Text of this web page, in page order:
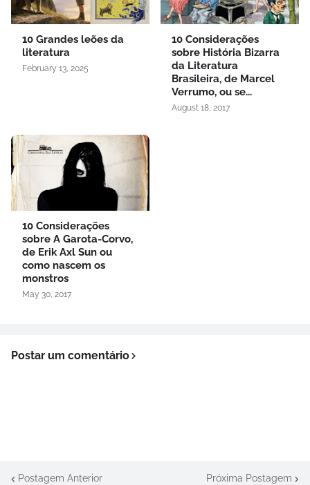
10 Grandes leões da
literatura
February 13, 2025
10 Considerações
sobre História Bizarra
da Literatura
Brasileira, de Marcel
Verrumo, ou se...
August 18, 2017
10 Considerações
sobre A Garota-Corvo,
de Erik Axl Sun ou
como nascem os
monstros
May 30, 2017
Postar um comentário
Postagem Anterior Próxima Postagem